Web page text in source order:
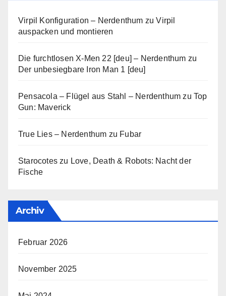
Virpil Konfiguration – Nerdenthum zuVirpil
auspacken und montieren
Die furchtlosen X-Men 22 [deu] – Nerdenthum zu
Der unbesiegbare Iron Man 1 [deu]
Pensacola – Flügel aus Stahl – Nerdenthum zuTop
Gun: Maverick
True Lies – Nerdenthum zu Fubar
Starocotes zu Love, Death & Robots: Nacht der
Fische
Archiv
Februar 2026
November 2025